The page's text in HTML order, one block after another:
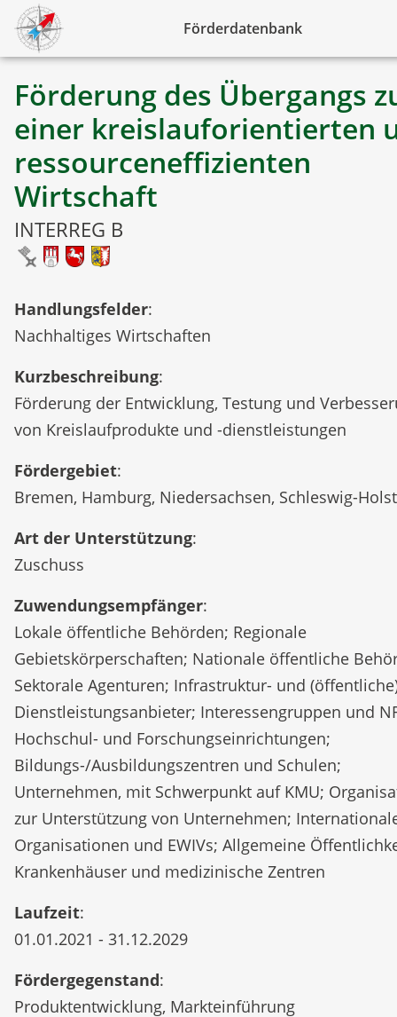
Förderdatenbank
Förderung des Übergangs
einer kreislauforientierten
ressourceneffizienten
Wirtschaft
INTERREG B
Handlungsfelder:
Nachhaltiges Wirtschaften
Kurzbeschreibung:
Förderung der Entwicklung, Testung und
von Kreislaufprodukte und -dienstleistungen
Fördergebiet:
Bremen, Hamburg, Niedersachsen, Schleswig-
Art der Unterstützung:
Zuschuss
Zuwendungsempfänger:
Lokale öffentliche Behörden; Regionale
Gebietskörperschaften; Nationale öffentliche
Sektorale Agenturen; Infrastruktur- und
Dienstleistungsanbieter; Interessengruppen und
Hochschul- und Forschungseinrichtungen;
Bildungs-/Ausbildungszentren und Schulen;
Unternehmen, mit Schwerpunkt auf KMU;
zur Unterstützung von Unternehmen;
Organisationen und EWIVs; Allgemeine
Krankenhäuser und medizinische Zentren
Laufzeit:
01.01.2021 - 31.12.2029
Fördergegenstand:
Produktentwicklung, Markteinführung